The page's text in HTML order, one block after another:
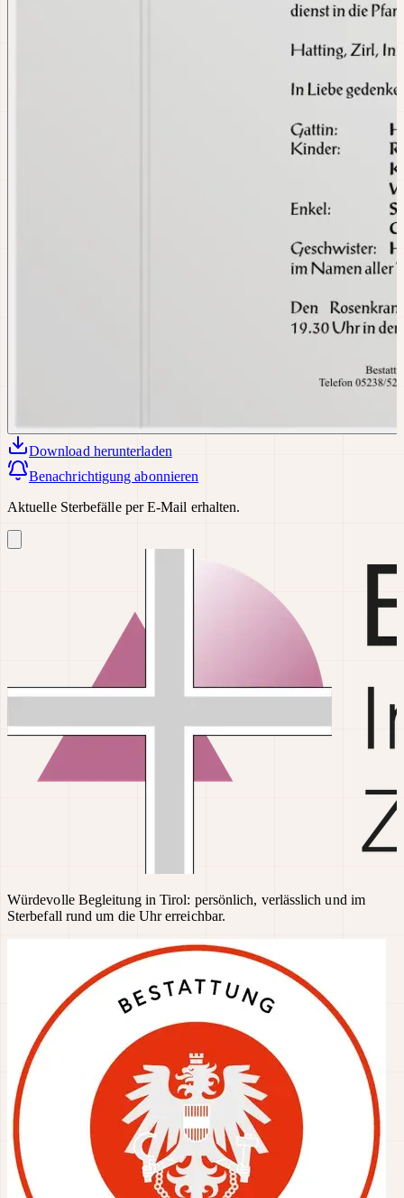
Download herunterladen
Benachrichtigung abonnieren
Aktuelle Sterbefälle per E-Mail erhalten.
Würdevolle Begleitung in Tirol: persönlich, verlässlich und im
Sterbefall rund um die Uhr erreichbar.